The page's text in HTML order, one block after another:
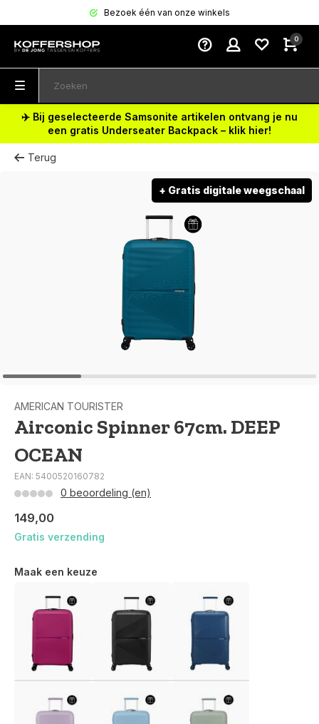
Bezoek één van onze winkels
0
✈️ Bij geselecteerde Samsonite artikelen ontvang je nu
een gratis Underseater Backpack – klik hier!
Terug
+ Gratis digitale weegschaal
AMERICAN TOURISTER
Airconic Spinner 67cm. DEEP
OCEAN
EAN: 5400520160782
0 beoordeling (en)
149,00
Gratis verzending
Maak een keuze